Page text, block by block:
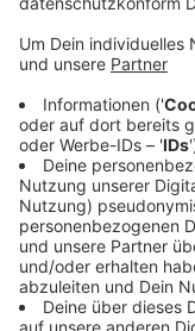
Einen ganz
Menschen mit
Wahl in
funktioniert wie
vorher die
Türkisch,
Zum«Walman»